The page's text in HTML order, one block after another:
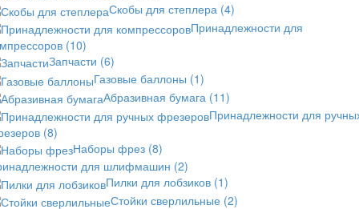
Скобы для степлера (4)
Принадлежности для
(10)
Запчасти (6)
Газовые баллоны (1)
Абразивная бумага (11)
Принадлежности для
(8)
Наборы фрез (8)
для шлифмашин (2)
Пилки для лобзиков (1)
Стойки сверлильные (2)